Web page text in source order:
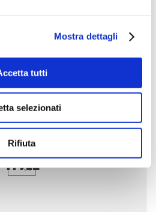
Mostra dettagli
tutti
selezionati
Rifiuta
TITLE